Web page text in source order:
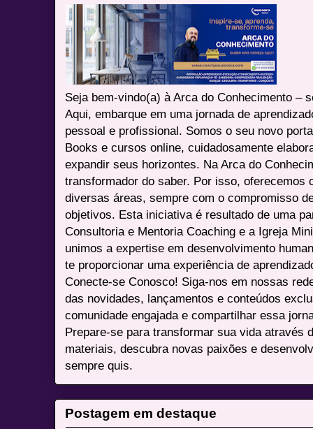
Seja bem-vindo(a) à Arca do Conhecimento –
Aqui, embarque em uma jornada de
pessoal e profissional. Somos o seu novo
Books e cursos online, cuidadosamente
expandir seus horizontes. Na Arca do
transformador do saber. Por isso, oferecemos
diversas áreas, sempre com o compromisso
objetivos. Esta iniciativa é resultado de uma
Consultoria e Mentoria Coaching e a Igreja
unimos a expertise em desenvolvimento
te proporcionar uma experiência de
Conecte-se Conosco! Siga-nos em nossas
das novidades, lançamentos e conteúdos
comunidade engajada e compartilhar essa
Prepare-se para transformar sua vida através
materiais, descubra novas paixões e
sempre quis.
Postagem em destaque